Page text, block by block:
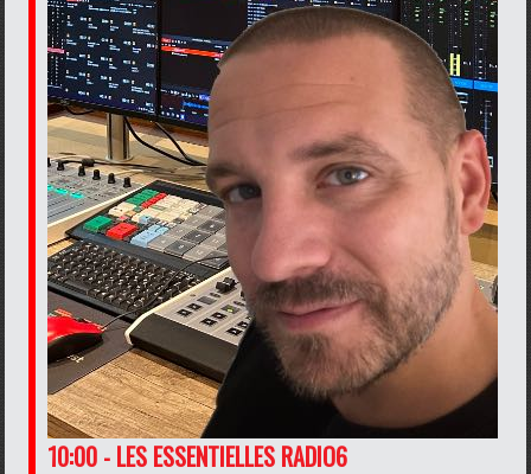
10:00 - LES ESSENTIELLES RADIO6